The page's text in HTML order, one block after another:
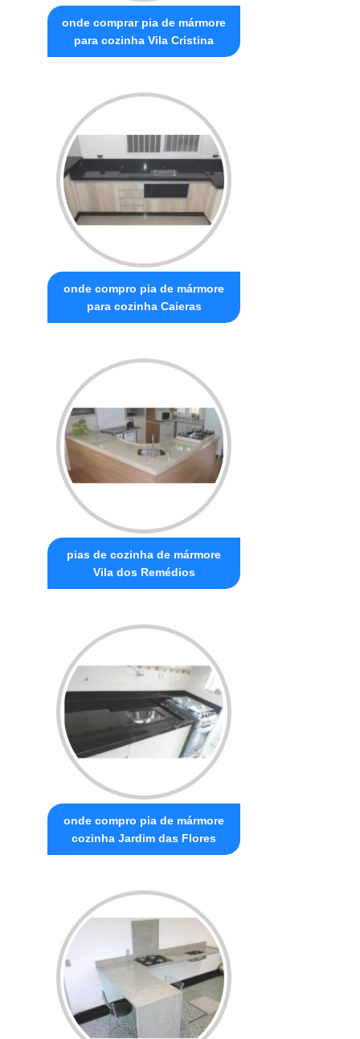
onde comprar pia de mármore
para cozinha Vila Cristina
onde compro pia de mármore
para cozinha Caieras
pias de cozinha de mármore
Vila dos Remédios
onde compro pia de mármore
cozinha Jardim das Flores